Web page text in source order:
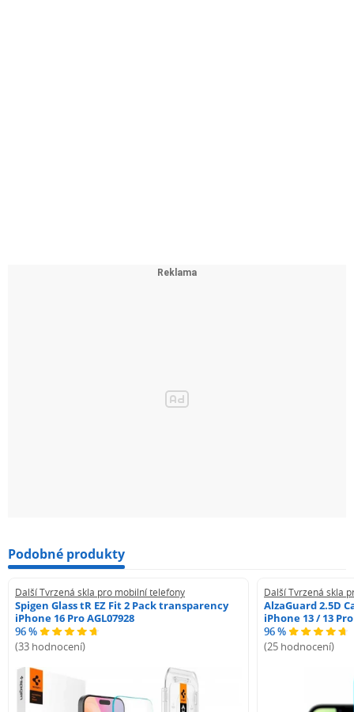
Podobné produkty
Další Tvrzená skla pro mobilní telefony
Spigen Glass tR EZ Fit 2 Pack transparency
iPhone 16 Pro AGL07928
96 %
(33 hodnocení)
Další Tvrzená skla
AlzaGuard 2.5D
iPhone 13 / 13 Pro
96 %
(25 hodnocení)